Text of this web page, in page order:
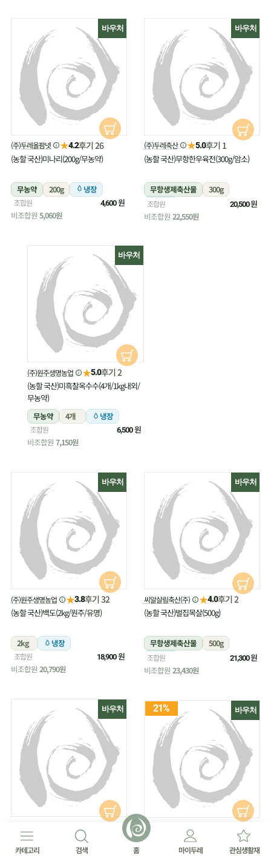
바우처
(주)두레축산 ★5.0후기 1
(농할 국산)무항한우육전(300g/암소)
무항생제축산물
300g
냉장
조합원 20,500원
비조합원 22,550원
바우처
(주)두레올팜넷 ★4.2후기 26
(농할 국산)미나리(200g/무농약)
무농약 200g 냉장
조합원 4,600원
비조합원 5,060원
바우처
(주)원주생명농업 ★5.0후기 2
(농할 국산)미흑찰옥수수(4개/1kg내외/
무농약)
무농약
4개 냉장
조합원 6,500원
비조합원7,150원
바우처
(주)원주생명농업 ★3.8후기 32
(농할 국산)백도(2kg/원주/유명)
2kg 냉장
조합원 18,900원
비조합원 20,790원
바우처
씨알살림축산(주) ★4.0후기 2
(농할 국산)벌집목살(500g)
무항생제축산물
500g
냉장
조합원 21,300원
비조합원 23,430원
바우처
(농할 국산)벌집삼겹살(500g)
바우처
21%
(주)원주생명농업
(농할 국산)부추(180g/무농약)
카테고리 검색 홈 마이두레 관심생활재